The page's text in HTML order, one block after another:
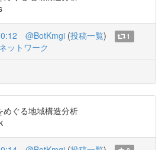
@BotKmgi (投稿一覧)
1
ットワーク
ぐる地域構造分析